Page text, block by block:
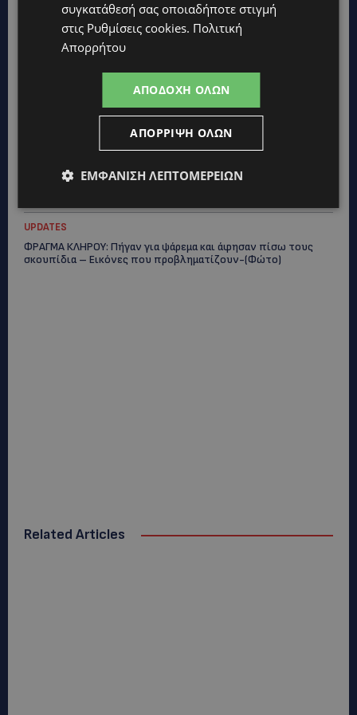
UPDATES
ΝΟΣΟΚΟΜΕΙΟ ΛΕΜΕΣΟΥ: «Θα γινόμουν εγώ τα μάτια του» –
Συγκλονίζει η μητέρα του 4χρονου Μάριου: «Ζούμε σε μια
επικίνδυνη πόλη» -(Βίντεο)
ΤΡΑΓΩΔΙΑ ΣΤΗΝ ΞΥΛΟΦΑΓΟΥ: Η δικαστική απόφαση που κρατά
τον πατέρα μακριά από την κηδεία των παιδιών του
ΑΓΙΑ ΝΑΠΑ: €25.555 στην κατοχή 34χρονου – Εντοπίστηκαν
UPDATES
ΦΡΑΓΜΑ ΚΛΗΡΟΥ: Πήγαν για ψάρεμα και άφησαν πίσω τους
σκουπίδια – Εικόνες που προβληματίζουν-(Φώτο)
Related Articles
συγκατάθεσή σας οποιαδήποτε στιγμή
στις Ρυθμίσεις cookies. Πολιτική
Απορρήτου
ΑΠΟΔΟΧΉ ΌΛΩΝ
ΑΠΌΡΡΙΨΗ ΌΛΩΝ
ΕΜΦΆΝΙΣΗ ΛΕΠΤΟΜΕΡΕΙΏΝ